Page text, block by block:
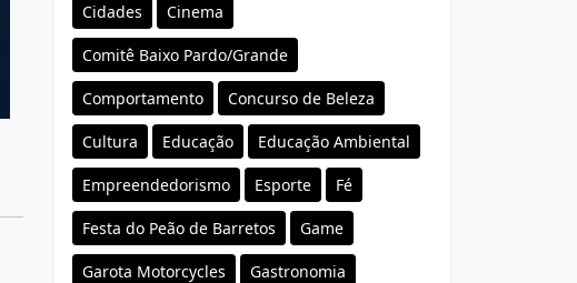
Cidades Cinema
Comitê Baixo Pardo/Grande
Comportamento Concurso de Beleza
Cultura Educação Educação Ambiental
Empreendedorismo Esporte Fé
Festa do Peão de Barretos Game
Garota Motorcycles Gastronomia